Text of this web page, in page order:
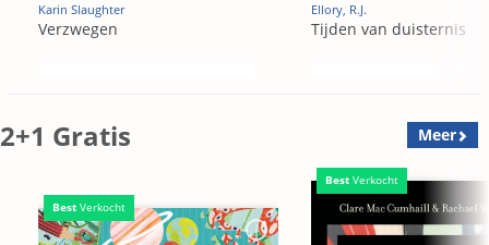
Karin Slaughter
Verzwegen
Ellory, R.J.
Tijden van duisternis
2+1 Gratis Meer
Best Verkocht
Best Verkocht